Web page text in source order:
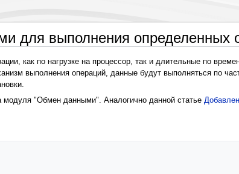
для выполнения определенных
как по нагрузке на процессор, так и длительные по
выполнения операций, данные будут выполняться по
модуля "Обмен данными". Аналогично данной статье